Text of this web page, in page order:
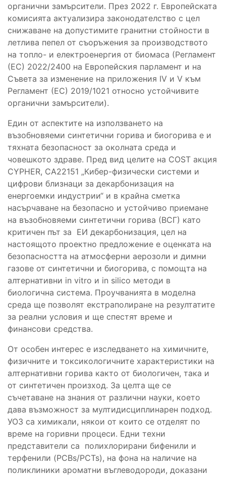
органични замърсители. През 2022 г. Европейската
комисията актуализира законодателство с цел
снижаване на допустимите гранитни стойности в
летлива пепел от съоръжения за производството
на топло- и електроенергия от биомаса (Регламент
(ЕС) 2022/2400 на Европейския парламент и на
Съвета за изменение на приложения IV и V към
Регламент (ЕС) 2019/1021 относно устойчивите
органични замърсители).
Един от аспектите на използването на
възобновяеми синтетични горива и биогорива е и
тяхната безопасност за околната среда и
човешкото здраве. Пред вид целите на COST акция
CYPHER, CA22151 „Кибер-физически системи и
цифрови близнаци за декарбонизация на
енергоемки индустрии“ и в крайна сметка
насърчаване на безопасно и устойчиво приемане
на възобновяеми синтетични горива (ВСГ) като
критичен път за ЕИ декарбонизация, цел на
настоящото проектно предложение е оценката на
безопасността на атмосферни аерозоли и димни
газове от синтетични и биогорива, с помощта на
алтернативни in vitro и in silico методи в
биологична система. Проучванията в моделна
среда ще позволят екстраполиране на резултатите
за реални условия и ще спестят време и
финансови средства.
От особен интерес е изследването на химичните,
физичните и токсикологичните характеристики на
алтернативни горива както от биологичен, така и
от синтетичен произход. За целта ще се
съчетаване на знания от различни науки, което
дава възможност за мултидисциплинарен подход.
УОЗ са химикали, някои от които се отделят по
време на горивни процеси. Едни техни
представители са полихлорирани бифенили и
терфенили (PCBs/PCTs), на фона на наличие на
поликлиники ароматни въглеводороди, доказани